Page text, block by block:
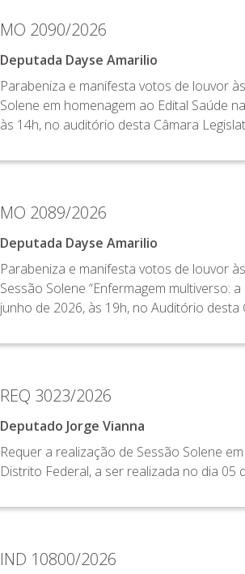
MO 2090/2026
Deputada Dayse Amarilio
Parabeniza e manifesta votos de louvor
Solene em homenagem ao Edital Saúde
às 14h, no auditório desta Câmara
MO 2089/2026
Deputada Dayse Amarilio
Parabeniza e manifesta votos de louvor
Sessão Solene “Enfermagem multiverso:
junho de 2026, às 19h, no Auditório desta
REQ 3023/2026
Deputado Jorge Vianna
Requer a realização de Sessão Solene
Distrito Federal, a ser realizada no dia 05
IND 10800/2026